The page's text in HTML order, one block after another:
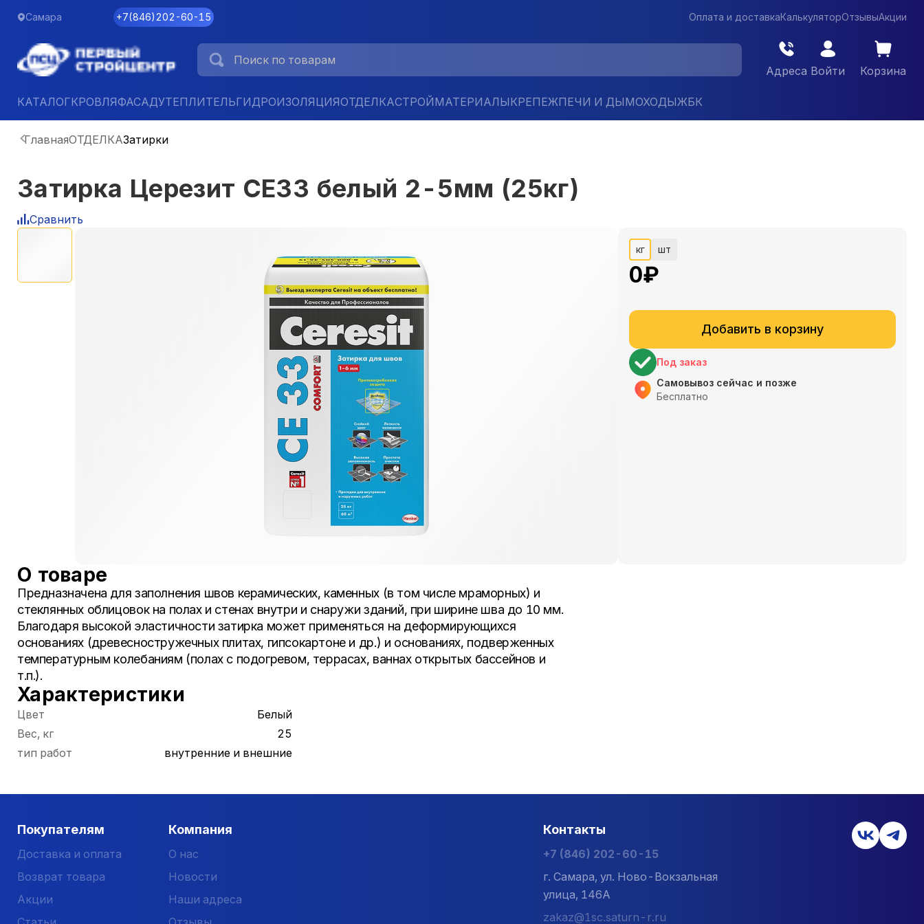
Самара +7(846)202-60-15 Оплата и доставкаКалькуляторОтзывыАкции
Адреса Войти Корзина
КАТАЛОГКРОВЛЯФАСАДУТЕПЛИТЕЛЬГИДРОИЗОЛЯЦИЯОТДЕЛКАСТРОЙМАТЕРИАЛЫКРЕПЕЖПЕЧИ И ДЫМОХОДЫЖБК
ГлавнаяОТДЕЛКАЗатирки
Затирка Церезит CE33 белый 2-5мм (25кг)
Сравнить
кг шт
0₽
Добавить в корзину
Под заказ
Самовывоз сейчас и позже
Бесплатно
О товаре
Предназначена для заполнения швов керамических, каменных (в том числе мраморных) и
стеклянных облицовок на полах и стенах внутри и снаружи зданий, при ширине шва до 10 мм.
Благодаря высокой эластичности затирка может применяться на деформирующихся
основаниях (древесностружечных плитах, гипсокартоне и др.) и основаниях, подверженных
температурным колебаниям (полах с подогревом, террасах, ваннах открытых бассейнов и
т.п.).
Характеристики
Цвет
Белый
Вес, кг
25
тип работ
внутренние и внешние
Покупателям
Доставка и оплата
Возврат товара
Акции
Компания
О нас
Новости
Наши адреса
Контакты
+7 (846) 202-60-15
г. Самара, ул. Ново-Вокзальная
улица, 146А
zakaz@1sc.saturn-r.ru